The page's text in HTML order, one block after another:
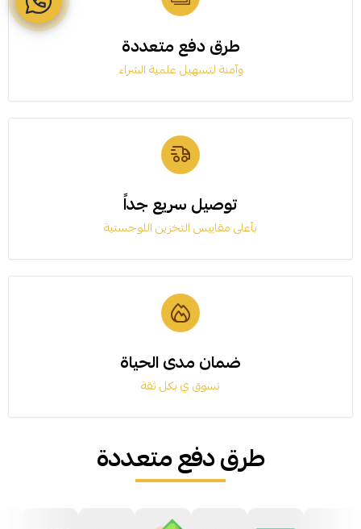
طرق دفع متعددة
وآمنة لتسهيل علمية الشراء
توصيل سريع جداً
بأعلى مقاييس التخزين اللوجستية
ضمان مدى الحياة
تسوق ي بكل ثقة
طرق دفع متعددة